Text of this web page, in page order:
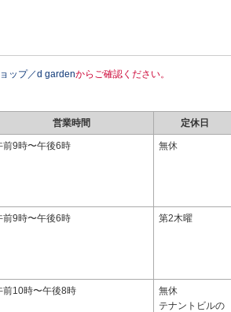
ップ／d gardenからご確認ください。
営業時間 定休日
前9時〜午後6時 無休
前9時〜午後6時 第2木曜
前10時〜午後8時
無休
テナントビルの